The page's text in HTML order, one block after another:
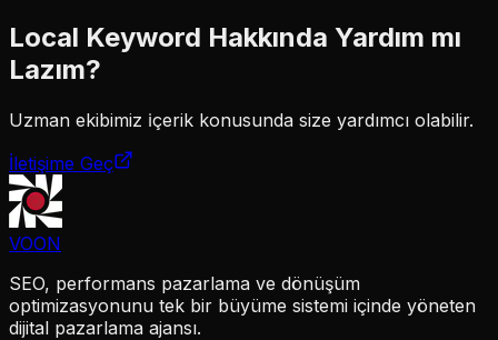
Local Keyword Hakkında Yardım mı
Lazım?
Uzman ekibimiz i̇çerik konusunda size yardımcı olabilir.
İletişime Geç
VOON
SEO, performans pazarlama ve dönüşüm
optimizasyonunu tek bir büyüme sistemi içinde yöneten
dijital pazarlama ajansı.